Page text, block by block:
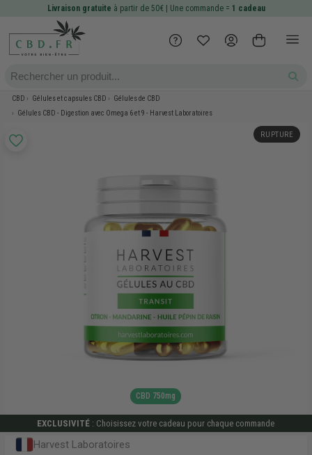
Livraison gratuite à partir de 50€ | Une commande = 1 cadeau
CBD Gélules et capsules CBD
Gélules de CBD
Gélules CBD - Digestion avec Omega 6 et 9 - Harvest Laboratoires
RUPTURE
CBD 750mg
EXCLUSIVITÉ : Choisissez votre cadeau pour chaque commande
Harvest Laboratoires